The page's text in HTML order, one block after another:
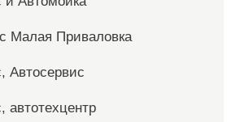
Малая Приваловка
Автосервис
автотехцентр